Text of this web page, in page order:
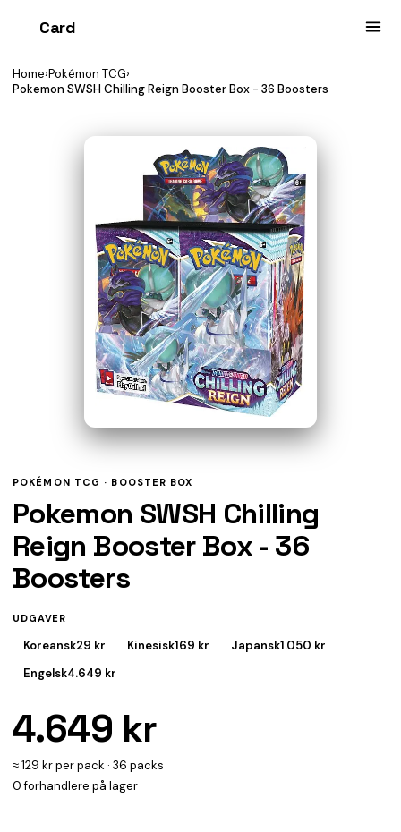
Card
Home›Pokémon TCG›
Pokemon SWSH Chilling Reign Booster Box - 36 Boosters
POKÉMON TCG · BOOSTER BOX
Pokemon SWSH Chilling
Reign Booster Box - 36
Boosters
UDGAVER
Koreansk29 kr Kinesisk169 kr Japansk1.050 kr
Engelsk4.649 kr
4.649 kr
≈ 129 kr per pack · 36 packs
0 forhandlere på lager